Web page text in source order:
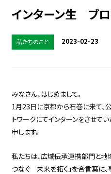
インターン生 ブ
私たちのこと 2023-02-23
みなさん、はじめまして。
1月23日に京都から石巻に来て、
トワークにてインターンをさせて
申します。
私たちは、広域伝承連携部門と地
つなぐ 未来を拓く」を合言葉に、